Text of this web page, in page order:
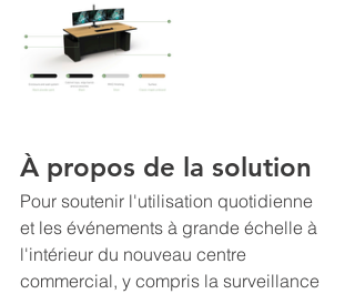
À propos de la solution
Pour soutenir l'utilisation quotidienne
et les événements à grande échelle à
l'intérieur du nouveau centre
commercial, y compris la surveillance